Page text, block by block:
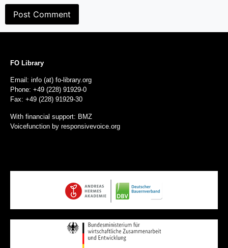
FO Library
Email: info (at) fo-library.org
Phone: +49 (228) 91929-0
Fax: +49 (228) 91929-30
With financial support: BMZ
Voicefunction by responsivevoice.org